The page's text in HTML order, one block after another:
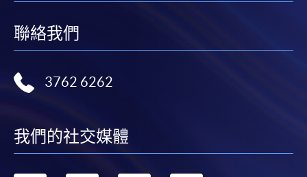
聯絡我們
3762 6262
我們的社交媒體